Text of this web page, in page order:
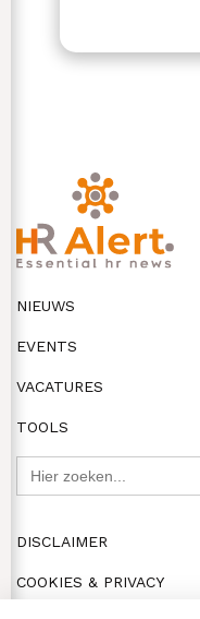
NIEUWS
EVENTS
VACATURES
TOOLS
DISCLAIMER
COOKIES & PRIVACY